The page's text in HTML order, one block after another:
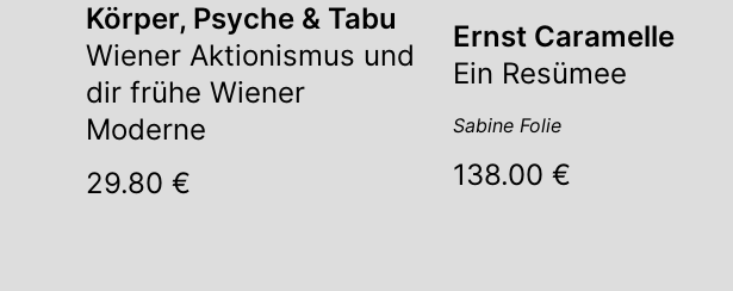
Körper, Psyche & Tabu
Wiener Aktionismus und
dir frühe Wiener
Moderne
29.80 €
Ernst Caramelle
Ein Resümee
Sabine Folie
138.00 €